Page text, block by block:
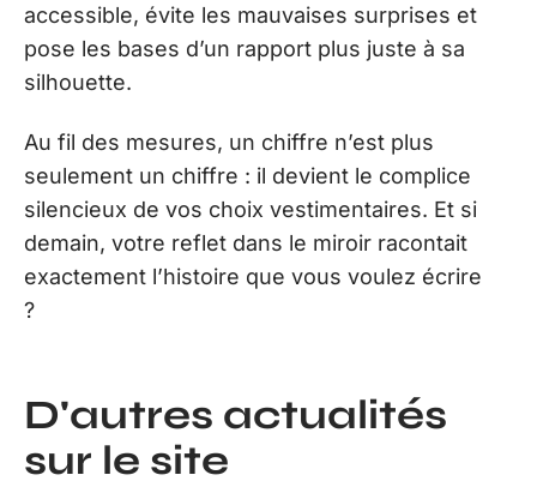
accessible, évite les mauvaises surprises et
pose les bases d’un rapport plus juste à sa
silhouette.
Au fil des mesures, un chiffre n’est plus
seulement un chiffre : il devient le complice
silencieux de vos choix vestimentaires. Et si
demain, votre reflet dans le miroir racontait
exactement l’histoire que vous voulez écrire
?
D'autres actualités
sur le site